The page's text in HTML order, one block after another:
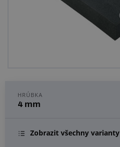
Centrum dopytov
HRÚBKA
4 mm
Zobrazit všechny varianty